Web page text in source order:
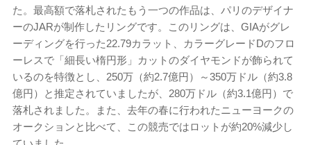
た。最高額で落札されたもう一つの作品は、パリのデザイナ
ーのJARが制作したリングです。このリングは、GIAがグレ
ーディングを行った22.79カラット、カラーグレードDのフロ
ーレスで「細長い楕円形」カットのダイヤモンドが飾られて
いるのを特徴とし、250万（約2.7億円）～350万ドル（約3.8
億円）と推定されていましたが、280万ドル（約3.1億円）で
落札されました。また、去年の春に行われたニューヨークの
オークションと比べて、この競売ではロットが約20%減少し